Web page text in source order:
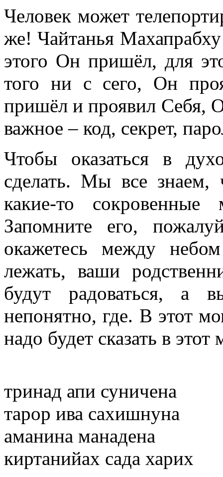
Человек может
же! Чайтанья
этого Он пришёл, для
того ни с сего, Он
пришёл и проявил Себя,
важное – код, секрет,
Чтобы оказаться в
сделать. Мы все знаем,
какие-то
Запомните его,
окажетесь между
лежать, ваши
будут радоваться, а
непонятно, где. В этот
надо будет сказать в этот
тринад апи суничена
тарор ива сахишнуна
аманина манадена
киртанийах сада харих